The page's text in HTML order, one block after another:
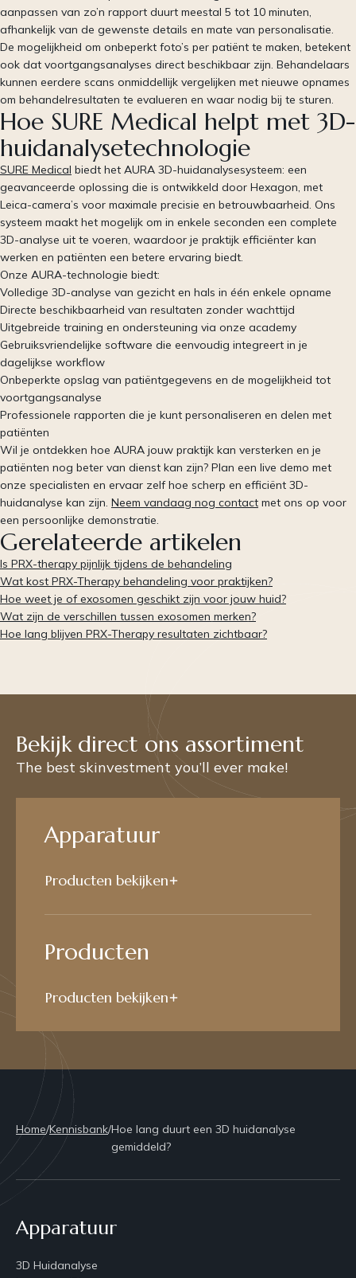
aanpassen van zo’n rapport duurt meestal 5 tot 10 minuten,
afhankelijk van de gewenste details en mate van personalisatie.
De mogelijkheid om onbeperkt foto’s per patiënt te maken, betekent
ook dat voortgangsanalyses direct beschikbaar zijn. Behandelaars
kunnen eerdere scans onmiddellijk vergelijken met nieuwe opnames
om behandelresultaten te evalueren en waar nodig bij te sturen.
Hoe SURE Medical helpt met 3D-
huidanalysetechnologie
SURE Medical biedt het AURA 3D-huidanalysesysteem: een
geavanceerde oplossing die is ontwikkeld door Hexagon, met
Leica-camera’s voor maximale precisie en betrouwbaarheid. Ons
systeem maakt het mogelijk om in enkele seconden een complete
3D-analyse uit te voeren, waardoor je praktijk efficiënter kan
werken en patiënten een betere ervaring biedt.
Onze AURA-technologie biedt:
Volledige 3D-analyse van gezicht en hals in één enkele opname
Directe beschikbaarheid van resultaten zonder wachttijd
Uitgebreide training en ondersteuning via onze academy
Gebruiksvriendelijke software die eenvoudig integreert in je
dagelijkse workflow
Onbeperkte opslag van patiëntgegevens en de mogelijkheid tot
voortgangsanalyse
Professionele rapporten die je kunt personaliseren en delen met
patiënten
Wil je ontdekken hoe AURA jouw praktijk kan versterken en je
patiënten nog beter van dienst kan zijn? Plan een live demo met
onze specialisten en ervaar zelf hoe scherp en efficiënt 3D-
huidanalyse kan zijn. Neem vandaag nog contact met ons op voor
een persoonlijke demonstratie.
Gerelateerde artikelen
Is PRX-therapy pijnlijk tijdens de behandeling
Wat kost PRX-Therapy behandeling voor praktijken?
Hoe weet je of exosomen geschikt zijn voor jouw huid?
Wat zijn de verschillen tussen exosomen merken?
Hoe lang blijven PRX-Therapy resultaten zichtbaar?
Bekijk direct ons assortiment
The best skinvestment you’ll ever make!
Apparatuur
Producten bekijken
Producten
Producten bekijken
Home/Kennisbank/Hoe lang duurt een 3D huidanalyse
gemiddeld?
Apparatuur
3D Huidanalyse